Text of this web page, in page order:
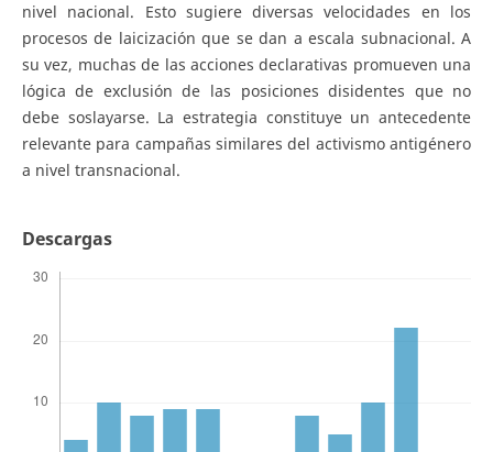
nivel nacional. Esto sugiere diversas velocidades en los
procesos de laicización que se dan a escala subnacional. A
su vez, muchas de las acciones declarativas promueven una
lógica de exclusión de las posiciones disidentes que no
debe soslayarse. La estrategia constituye un antecedente
relevante para campañas similares del activismo antigénero
a nivel transnacional.
Descargas